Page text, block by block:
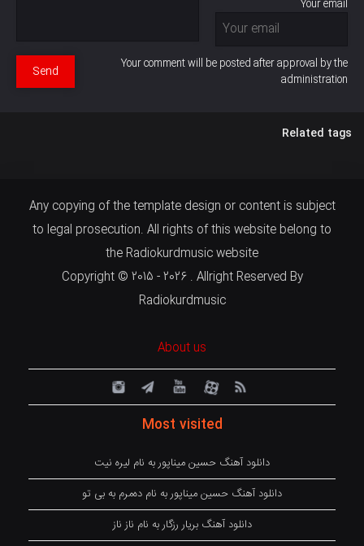
Your email
Your comment will be posted after approval by the
administration
Send
Related tags
Any copying of the template design or content is subject
to legal prosecution. All rights of this website belong to
the Radiokurdmusic website
Copyright © 2015 - 2026 . Allright Reserved By
Radiokurdmusic
About us
Most visited
دانلود آهنگ حسین میناپور به نام لیره نیت
دانلود آهنگ حسین میناپور به نام دەمرم بە بی تو
دانلود آهنگ بریار رزگار به نام ناز ناز